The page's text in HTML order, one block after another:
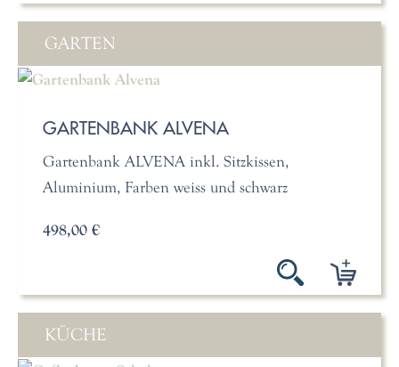
GARTEN
GARTENBANK ALVENA
Gartenbank ALVENA inkl. Sitzkissen,
Aluminium, Farben weiss und schwarz
498,00 €
KÜCHE